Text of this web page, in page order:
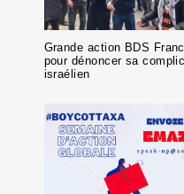
Grande action BDS
pour dénoncer sa
israélien